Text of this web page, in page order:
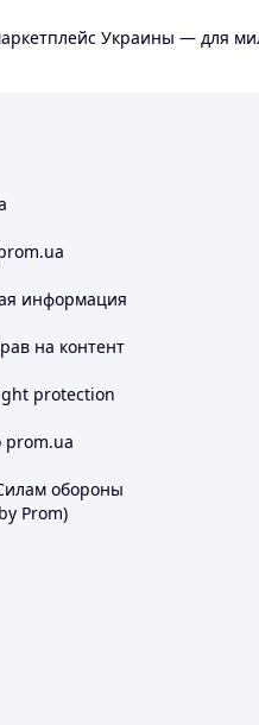
Украины — для
информация
на контент
protection
обороны
Prom)